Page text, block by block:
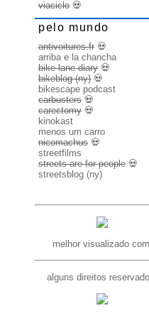
viaciclo 💀
pelo mundo
antivoitures.fr 💀
arriba e la chancha
bike lane diary 💀
bikeblog (ny) 💀
bikescape podcast
carbusters 💀
carectomy 💀
kinokast
menos um carro
nicomachus 💀
streetfilms
streets are for people 💀
streetsblog (ny)
melhor visualizado
alguns direitos